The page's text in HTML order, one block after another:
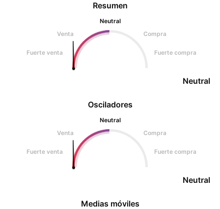
Osciladores
Neutral
Venta
Compra
Fuerte venta Fuerte compra
Neutral
Resumen
Neutral
Venta
Compra
Fuerte venta Fuerte compra
Neutral
Medias móviles